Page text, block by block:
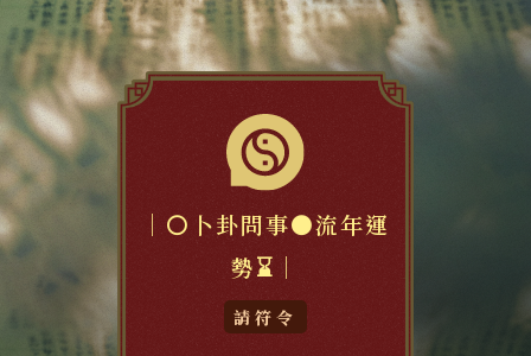
｜⚪卜卦問事⚫流年運
勢⌛️｜
請符令